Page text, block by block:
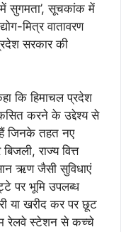
सुगमता’, सूचकांक में
मित्र वातावरण
सरकार की
कि हिमाचल प्रदेश
करने के उद्देश्य से
जिनके तहत नए
राज्य वित्त
ऋण जैसी सुविधाएं
पर भूमि उपलब्ध
या खरीद कर पर छूट
रेलवे स्टेशन से कच्चे